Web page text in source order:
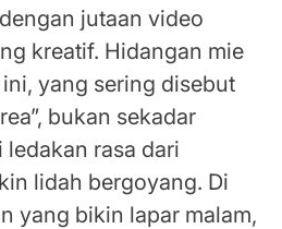
jutaan video
kreatif. Hidangan mie
yang sering disebut
bukan sekadar
ledakan rasa dari
lidah bergoyang. Di
yang bikin lapar malam,